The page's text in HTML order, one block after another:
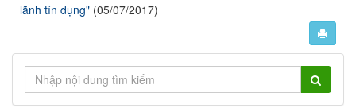
lãnh tín dụng" (05/07/2017)